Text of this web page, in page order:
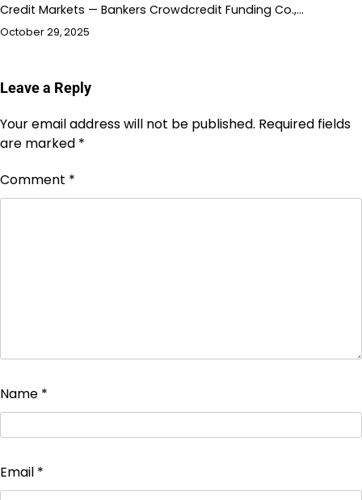
Credit Markets — Bankers Crowdcredit Funding Co.,…
October 29, 2025
Leave a Reply
Your email address will not be published. Required fields
are marked *
Comment *
Name *
Email *